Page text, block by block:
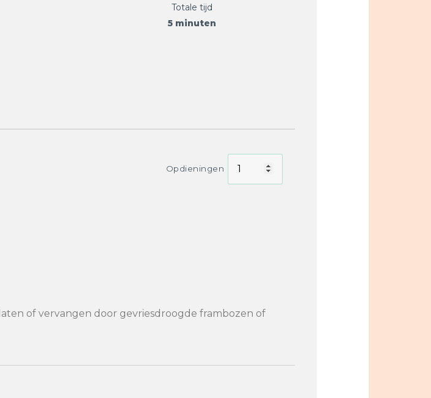
Totale tijd
5 minuten
Opdieningen
of vervangen door gevriesdroogde frambozen of